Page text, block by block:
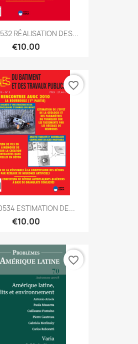
RÉALISATION DES...
€10.00
ESTIMATION DE...
€10.00
favorite_border
favorite_border